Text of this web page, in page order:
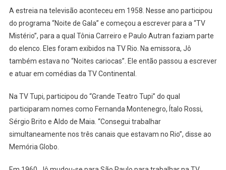
A estreia na televisão aconteceu em 1958. Nesse ano participou
do programa “Noite de Gala” e começou a escrever para a “TV
Mistério”, para a qual Tônia Carreiro e Paulo Autran faziam parte
do elenco. Eles foram exibidos na TV Rio. Na emissora, Jô
também estava no “Noites cariocas”. Ele então passou a escrever
e atuar em comédias da TV Continental.
Na TV Tupi, participou do “Grande Teatro Tupi” do qual
participaram nomes como Fernanda Montenegro, Ítalo Rossi,
Sérgio Brito e Aldo de Maia. “Consegui trabalhar
simultaneamente nos três canais que estavam no Rio”, disse ao
Memória Globo.